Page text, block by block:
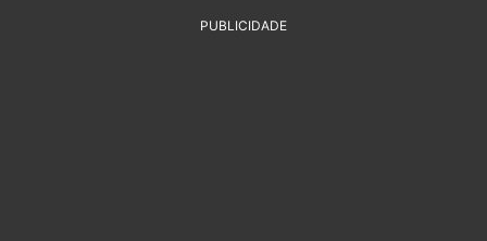
PUBLICIDADE